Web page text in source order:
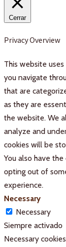
Cerrar
Privacy Overview
This website
you navigate
that are
as they are
the website. We
analyze and
cookies will be
You also have
opting out of
experience.
Necessary
Necessary
Siempre activado
Necessary